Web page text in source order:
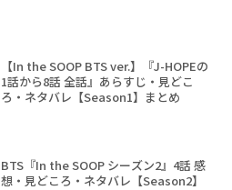
【In the SOOP BTS ver.】『J-HOPEの
1話から8話 全話』あらすじ・見どこ
ろ・ネタバレ【Season1】まとめ
BTS『In the SOOP シーズン2』4話 感
想・見どころ・ネタバレ【Season2】